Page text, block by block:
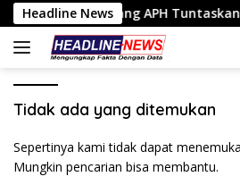
Langsung
ke
konten
Headline News
Tantang APH Tuntaskan Dugaan
Tidak ada yang ditemukan
Sepertinya kami tidak dapat
Mungkin pencarian bisa membantu.